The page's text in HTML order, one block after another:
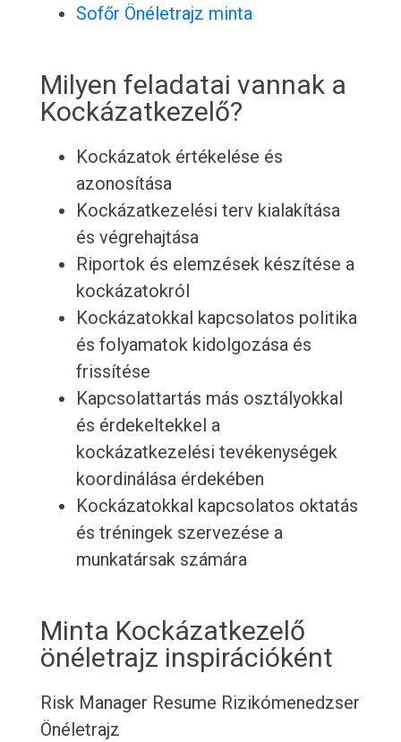
Sofőr Önéletrajz minta
Milyen feladatai vannak a
Kockázatkezelő?
Kockázatok értékelése és
azonosítása
Kockázatkezelési terv kialakítása
és végrehajtása
Riportok és elemzések készítése a
kockázatokról
Kockázatokkal kapcsolatos politika
és folyamatok kidolgozása és
frissítése
Kapcsolattartás más osztályokkal
és érdekeltekkel a
kockázatkezelési tevékenységek
koordinálása érdekében
Kockázatokkal kapcsolatos oktatás
és tréningek szervezése a
munkatársak számára
Minta Kockázatkezelő
önéletrajz inspirációként
Risk Manager Resume Rizikómenedzser
Önéletrajz